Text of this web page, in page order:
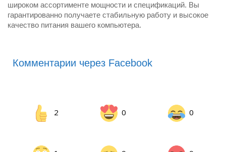
широком ассортименте мощности и спецификаций. Вы
гарантированно получаете стабильную работу и высокое
качество питания вашего компьютера.
Комментарии через Facebook
2 0 0